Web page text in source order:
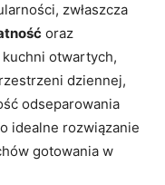
zwłaszcza
oraz
otwartych,
dziennej,
odseparowania
idealne rozwiązanie
gotowania w